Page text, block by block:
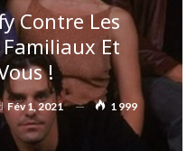
Contre Les
Et
!
Fév 1, 2021
1 999